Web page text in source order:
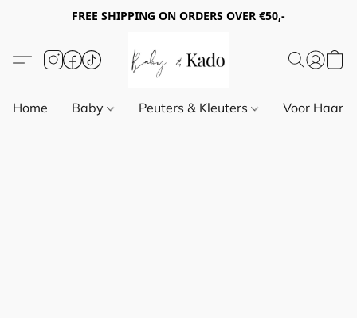
FREE SHIPPING ON ORDERS OVER €50,-
Home Baby Peuters & Kleuters Voor Haar